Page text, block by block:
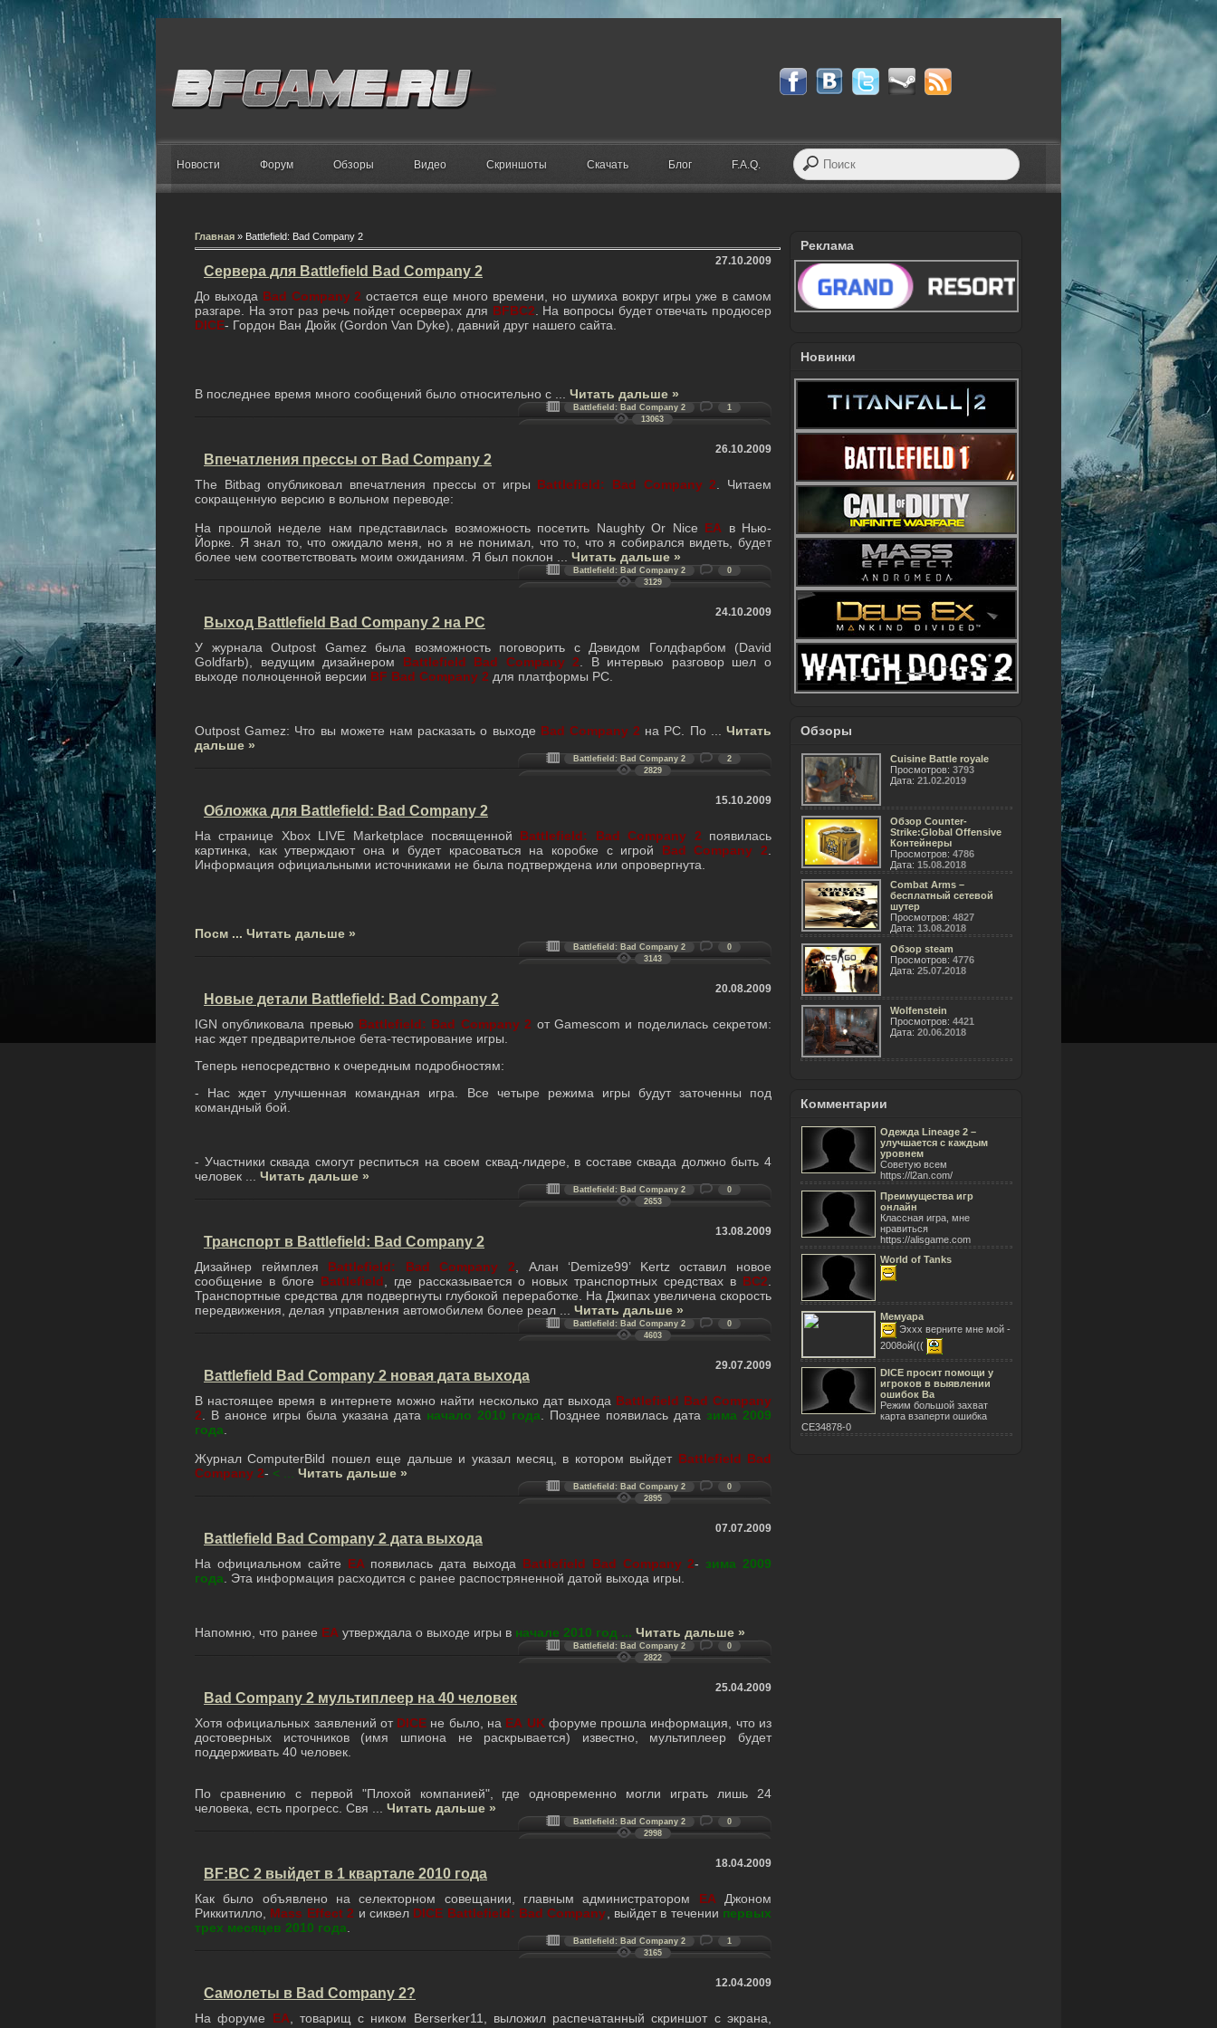
Новости Форум Обзоры Видео Скриншоты Скачать Блог F.A.Q.
Главная » Battlefield: Bad Company 2
27.10.2009
Сервера для Battlefield Bad Company 2
До выхода Bad Company 2 остается еще много времени, но шумиха вокруг игры уже в самом
разгаре. На этот раз речь пойдет осерверах для BFBC2 . На вопросы будет отвечать продюсер
DICE- Гордон Ван Дюйк (Gordon Van Dyke), давний друг нашего сайта.
В последнее время много сообщений было относительно с Читать дальше »
Battlefield: Bad Company 2
1
13063
26.10.2009
Впечатления прессы от Bad Company 2
The Bitbag опубликовал впечатления прессы от игры Battlefield: Bad Company 2 . Читаем
сокращенную версию в вольном переводе:
На прошлой неделе нам представилась возможность посетить Naughty Or Nice EA в Нью-
Йорке. Я знал то, что ожидало меня, но я не понимал, что то, что я собирался видеть, будет
более чем соответствовать моим ожиданиям. Я был поклон
Читать дальше »
Battlefield: Bad Company 2
0
3129
24.10.2009
Выход Battlefield Bad Company 2 на PC
У журнала Outpost Gamez была возможность поговорить с Дэвидом Голдфарбом (David
Goldfarb), ведущим дизайнером Battlefield Bad Company 2 . В интервью разговор шел о
выходе полноценной версии BF Bad Company 2 для платформы PC.
Outpost Gamez: Что вы можете нам расказать о выходе Bad Company 2 на PC. По
Читать
дальше »
Battlefield: Bad Company 2
2
2829
15.10.2009
Обложка для Battlefield: Bad Company 2
На странице Xbox LIVE Marketplace посвященной Battlefield: Bad Company 2 появилась
картинка, как утверждают она и будет красоваться на коробке с игрой Bad Company 2
Информация официальными источниками не была подтверждена или опровергнута.
Посм ... Читать дальше »
Battlefield: Bad Company 2
0
3143
20.08.2009
Новые детали Battlefield: Bad Company 2
IGN опубликовала превью Battlefield: Bad Company 2 от Gamescom и поделилась секретом:
нас ждет предварительное бета-тестирование игры.
Теперь непосредствно к очередным подробностям:
- Нас ждет улучшенная командная игра. Все четыре режима игры будут заточенны под
командный бой.
- Участники сквада смогут респиться на своем сквад-лидере, в составе сквада должно быть 4
человек
Читать дальше »
Battlefield: Bad Company 2
0
2653
13.08.2009
Транспорт в Battlefield: Bad Company 2
Дизайнер геймплея Battlefield: Bad Company 2 , Алан ‘Demize99’ Kertz оставил новое
сообщение в блоге Battlefield , где рассказывается о новых транспортных средствах в BC2
Транспортные средства для подвергнуты глубокой переработке. На Джипах увеличена скорость
передвижения, делая управления автомобилем более реал
Читать дальше »
Battlefield: Bad Company 2
0
4603
29.07.2009
Battlefield Bad Company 2 новая дата выхода
В настоящее время в интернете можно найти несколько дат выхода Battlefield Bad Company
2 . В анонсе игры была указана дата начало 2010 года . Позднее появилась дата зима 2009
года
Журнал ComputerBild пошел еще дальше и указал месяц, в котором выйдет Battlefield Bad
Company 2- < Читать дальше »
Battlefield: Bad Company 2
0
2895
07.07.2009
Battlefield Bad Company 2 дата выхода
На официальном сайте ЕА появилась дата выхода Battlefield Bad Company 2- зима 2009
года . Эта информация расходится с ранее распостряненной датой выхода игры.
Напомню, что ранее ЕА утверждала о выходе игры в начале 2010 год ... Читать дальше »
Battlefield: Bad Company 2
0
2822
25.04.2009
Bad Company 2 мультиплеер на 40 человек
Хотя официальных заявлений от DICE не было, на EA UK форуме прошла информация, что из
достоверных источников (имя шпиона не раскрывается) известно, мультиплеер будет
поддерживать 40 человек.
По сравнению с первой "Плохой компанией", где одновременно могли играть лишь 24
человека, есть прогресс. Свя
Читать дальше »
Battlefield: Bad Company 2
0
2998
18.04.2009
BF:BC 2 выйдет в 1 квартале 2010 года
Как было объявлено на селекторном совещании, главным администратором ЕА Джоном
Риккитилло, Mass Effect 2 и сиквел DICE Battlefield: Bad Company , выйдет в течении первых
трех месяцев 2010 года
Battlefield: Bad Company 2
1
3165
12.04.2009
Самолеты в Bad Company 2?
На форуме ЕА , товарищ с ником Berserker11, выложил распечатанный скриншот с экрана,
Реклама
Новинки
Обзоры
Cuisine Battle royale
Просмотров: 3793
Дата: 21.02.2019
Обзор Counter-
Strike:Global Offensive
Контейнеры
Просмотров: 4786
Дата: 15.08.2018
Combat Arms –
бесплатный сетевой
шутер
Просмотров: 4827
Дата: 13.08.2018
Обзор steam
Просмотров: 4776
Дата: 25.07.2018
Wolfenstein
Просмотров: 4421
Дата: 20.06.2018
Комментарии
Одежда Lineage 2 –
улучшается с каждым
уровнем
Советую всем
https://l2an.com/
Преимущества игр
онлайн
Классная игра, мне
нравиться
https://alisgame.com
World of Tanks
Мемуара
Эххх верните мне мой -
2008ой(((
DICE просит помощи у
игроков в выявлении
ошибок Ba
Режим большой захват
карта взаперти ошибка
CE34878-0